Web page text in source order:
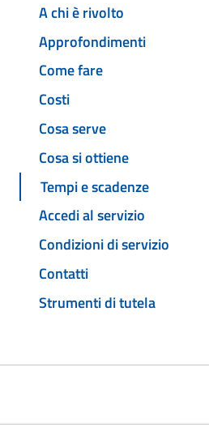
A chi è rivolto
Approfondimenti
Come fare
Costi
Cosa serve
Cosa si ottiene
Tempi e scadenze
Accedi al servizio
Condizioni di servizio
Contatti
Strumenti di tutela